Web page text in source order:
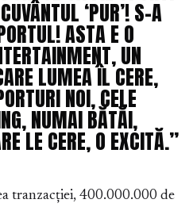
‘PUR’! S-A
ASTA E O
UN
LUMEA ÎL CERE,
NOI, CELE
NUMAI BĂTĂI,
LE CERE, O EXCITĂ.”
tranzacției, 400.000.000 de